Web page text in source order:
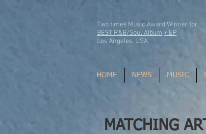
Two times Music Award Winner for
BEST R&B/Soul Album + EP
Los Angeles, USA
HOME NEWS MUSIC
MATCHING